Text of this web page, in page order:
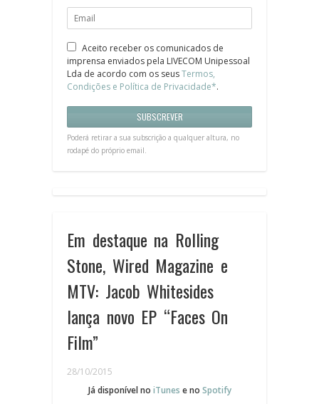
Aceito receber os comunicados de
imprensa enviados pela LIVECOM Unipessoal
Lda de acordo com os seusTermos,
Condições e Política de Privacidade*.
Poderá retirar a sua subscrição a qualquer altura, no
rodapé do próprio email.
Em destaque na Rolling
Stone, Wired Magazine e
MTV: Jacob Whitesides
lança novo EP “Faces On
Film”
28/10/2015
Já disponível no iTunes e no Spotify